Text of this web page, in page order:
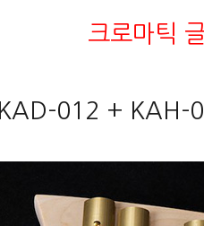
크로마틱
KAD-012 + KAH-